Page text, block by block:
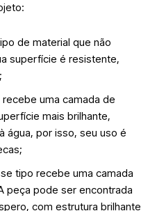
de material que não
superfície é resistente,
recebe uma camada de
mais brilhante,
água, por isso, seu uso é
tipo recebe uma camada
peça pode ser encontrada
com estrutura brilhante